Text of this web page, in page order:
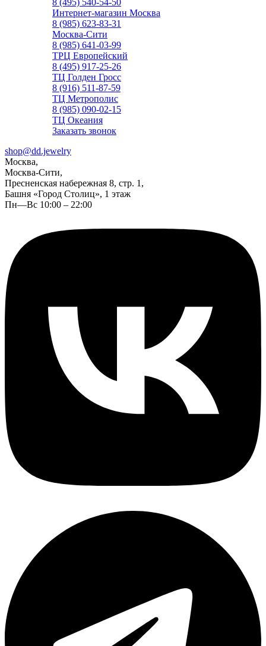
8 (495) 540-54-50
Интернет-магазин Москва
8 (985) 623-83-31
Москва-Сити
8 (985) 641-03-99
ТРЦ Европейский
8 (495) 917-25-26
ТЦ Голден Гросс
8 (916) 511-87-59
ТЦ Метрополис
8 (985) 090-02-15
ТЦ Океания
Заказать звонок
shop@dd.jewelry
Москва,
Москва-Сити,
Пресненская набережная 8, стр. 1,
Башня «Город Столиц», 1 этаж
Пн—Вс 10:00 – 22:00